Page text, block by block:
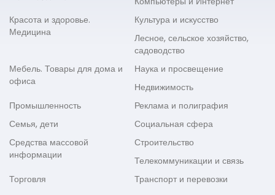
Красота и здоровье.
Медицина
Культура и искусство
Лесное, сельское хозяйство,
садоводство
Мебель. Товары для дома и
офиса
Наука и просвещение
Недвижимость
Промышленность
Реклама и полиграфия
Семья, дети
Социальная сфера
Средства массовой
информации
Строительство
Телекоммуникации и связь
Торговля
Транспорт и перевозки